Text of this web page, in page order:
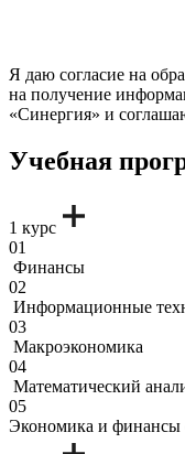
Я даю согласие на
на получение
«Синергия» и
Учебная
1 курс
01
Финансы
02
Информационные
03
Макроэкономика
04
Математический
05
Экономика и финансы